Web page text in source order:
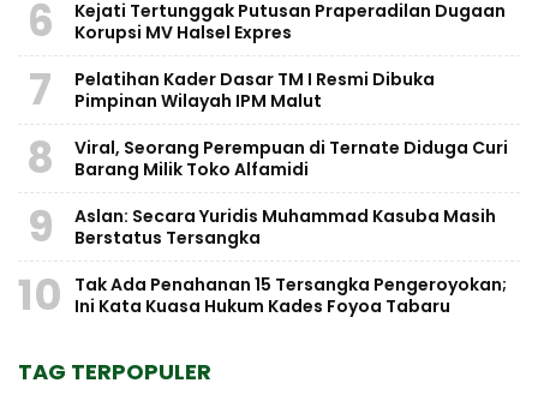
6
Kejati Tertunggak Putusan Praperadilan Dugaan
Korupsi MV Halsel Expres
7
Pelatihan Kader Dasar TM I Resmi Dibuka
Pimpinan Wilayah IPM Malut
8
Viral, Seorang Perempuan di Ternate Diduga Curi
Barang Milik Toko Alfamidi
9
Aslan: Secara Yuridis Muhammad Kasuba Masih
Berstatus Tersangka
10
Tak Ada Penahanan 15 Tersangka Pengeroyokan;
Ini Kata Kuasa Hukum Kades Foyoa Tabaru
TAG TERPOPULER